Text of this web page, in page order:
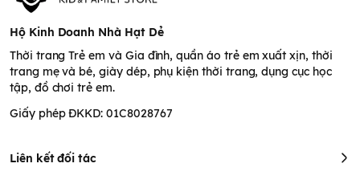
Hộ Kinh Doanh Nhà Hạt Dẻ
Thời trang Trẻ em và Gia đình, quần áo trẻ em xuất xịn, thời
trang mẹ và bé, giày dép, phụ kiện thời trang, dụng cục học
tập, đồ chơi trẻ em.
Giấy phép ĐKKD: 01C8028767
Liên kết đối tác